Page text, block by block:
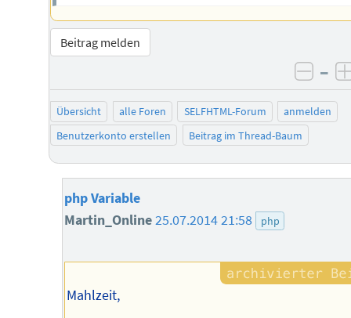
Beitrag melden
–
Übersicht alle Foren SELFHTML-Forum
anmelden
Benutzerkonto erstellen
Beitrag im Thread-Baum
php Variable
Martin_Online25.07.2014 21:58 php
Mahlzeit,